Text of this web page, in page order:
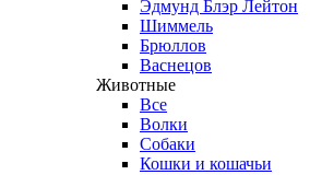
Эдмунд Блэр Лейтон
Шиммель
Брюллов
Васнецов
Животные
Все
Волки
Собаки
Кошки и кошачьи